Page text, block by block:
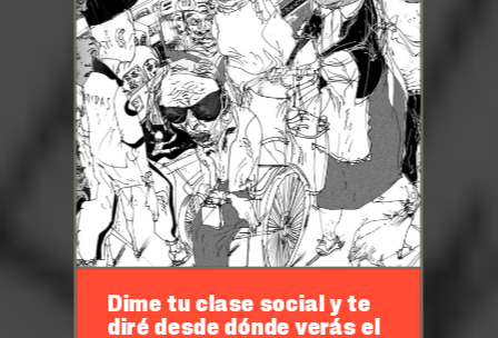
Dime tu clase social y te
diré desde dónde verás el